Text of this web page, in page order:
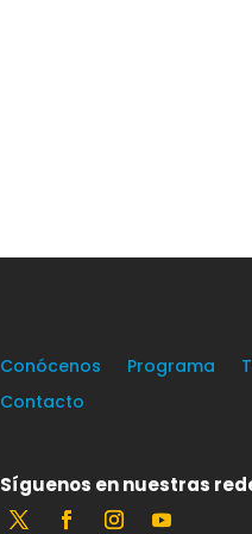
Conócenos Programa
Contacto
Síguenos en nuestras